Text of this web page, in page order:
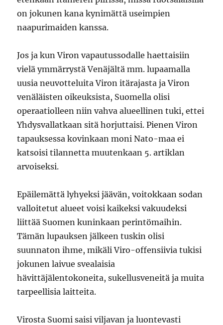
on jokunen kana kynimättä useimpien
naapurimaiden kanssa.
Jos ja kun Viron vapautussodalle haettaisiin
vielä ymmärrystä Venäjältä mm. lupaamalla
uusia neuvotteluita Viron itärajasta ja Viron
venäläisten oikeuksista, Suomella olisi
operaatiolleen niin vahva alueellinen tuki, ettei
Yhdysvallatkaan sitä horjuttaisi. Pienen Viron
tapauksessa kovinkaan moni Nato-maa ei
katsoisi tilannetta muutenkaan 5. artiklan
arvoiseksi.
Epäilemättä lyhyeksi jäävän, voitokkaan sodan
valloitetut alueet voisi kaikeksi vakuudeksi
liittää Suomen kuninkaan perintömaihin.
Tämän lupauksen jälkeen tuskin olisi
suunnaton ihme, mikäli Viro-offensiivia tukisi
jokunen laivue svealaisia
hävittäjälentokoneita, sukellusveneitä ja muita
tarpeellisia laitteita.
Virosta Suomi saisi viljavan ja luontevasti